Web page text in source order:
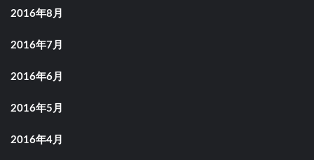
2016年8月
2016年7月
2016年6月
2016年5月
2016年4月